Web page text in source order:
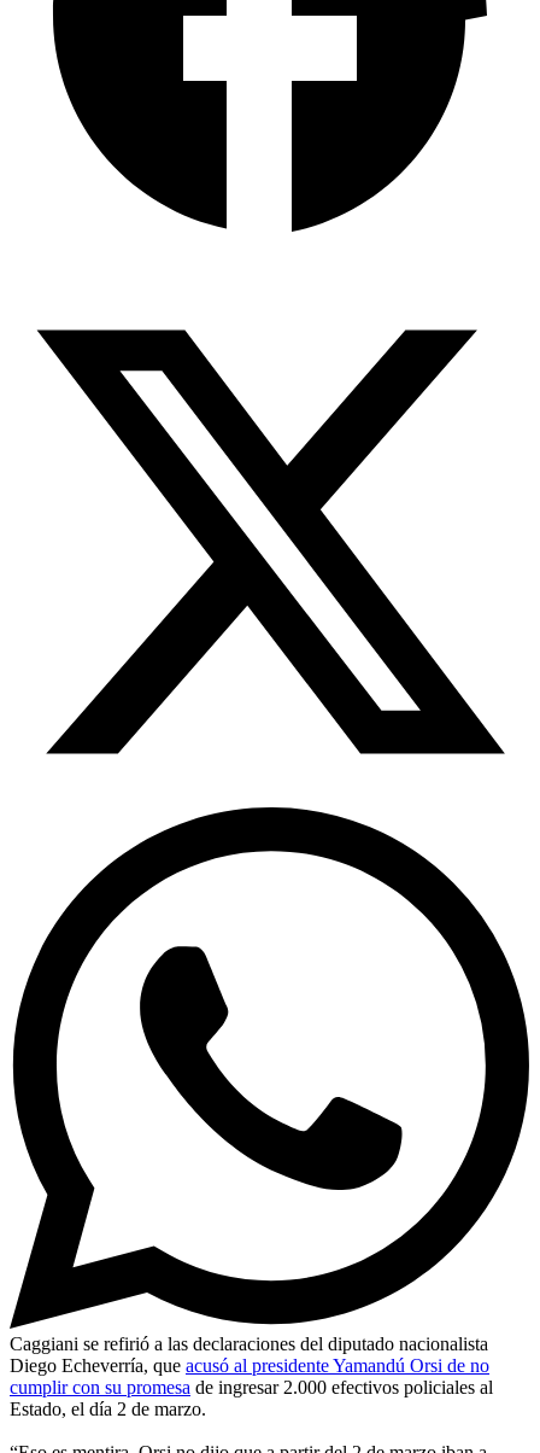
Caggiani se refirió a las declaraciones del diputado nacionalista
Diego Echeverría, que acusó al presidente Yamandú Orsi de no
cumplir con su promesa de ingresar 2.000 efectivos policiales al
Estado, el día 2 de marzo.